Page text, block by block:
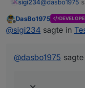
Laufzeiten
Zweite
sigi234@dasbo1975
ch habe
Offline
DasBo1975
@sigi234 sagte in
@dasbo1975